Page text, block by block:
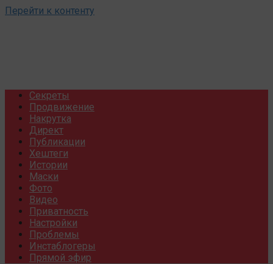
Перейти к контенту
Секреты
Продвижение
Накрутка
Директ
Публикации
Хештеги
Истории
Маски
Фото
Видео
Приватность
Настройки
Проблемы
Инстаблогеры
Прямой эфир